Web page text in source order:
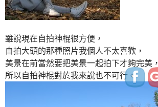
雖說現在自拍神棍很方便，
自拍大頭的那種照片我個人不太喜歡，
美景在前當然要把美景一起拍下才夠完美，
所以自拍神棍對於我來說也不可行。